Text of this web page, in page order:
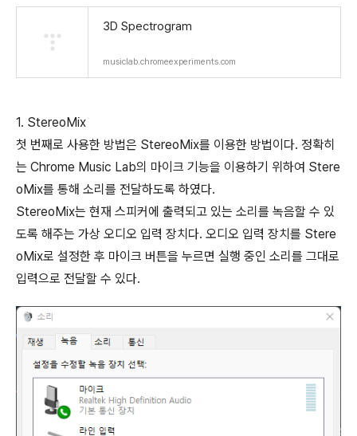
3D Spectrogram
musiclab.chromeexperiments.com
1. StereoMix
첫 번째로 사용한 방법은 StereoMix를 이용한 방법이다. 정확히
는 Chrome Music Lab의 마이크 기능을 이용하기 위하여 Stere
oMix를 통해 소리를 전달하도록 하였다.
StereoMix는 현재 스피커에 출력되고 있는 소리를 녹음할 수 있
도록 해주는 가상 오디오 입력 장치다. 오디오 입력 장치를 Stere
oMix로 설정한 후 마이크 버튼을 누르면 실행 중인 소리를 그대로
입력으로 전달할 수 있다.